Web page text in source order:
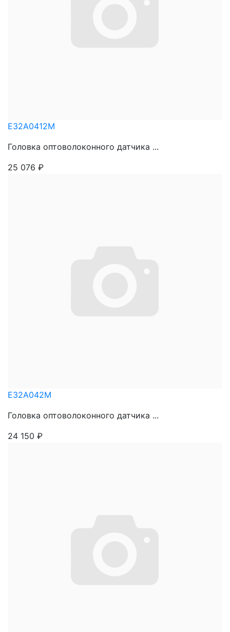
E32A0412M
Головка оптоволоконного датчика ...
25 076 ₽
E32A042M
Головка оптоволоконного датчика ...
24 150 ₽